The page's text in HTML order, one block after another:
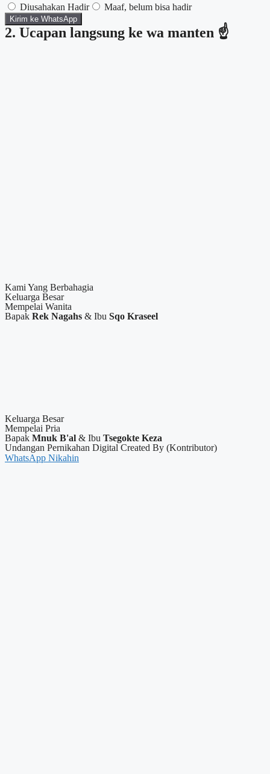
Diusahakan Hadir
Maaf, belum bisa hadir
Kirim ke WhatsApp
2. Ucapan langsung ke wa manten ☝
Kami Yang Berbahagia
Keluarga Besar
Mempelai Wanita
Bapak Rek Nagahs & Ibu Sqo Kraseel
Keluarga Besar
Mempelai Pria
Bapak Mnuk B'al & Ibu Tsegokte Keza
Undangan Pernikahan Digital Created By (Kontributor)
WhatsApp Nikahin